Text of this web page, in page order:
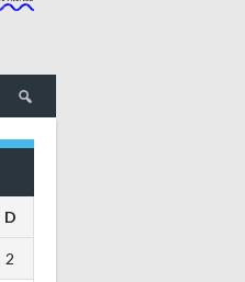
Rechercher :
D
2